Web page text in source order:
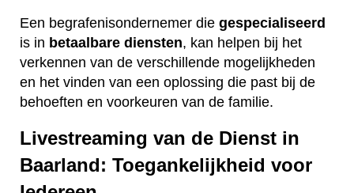
Een begrafenisondernemer die gespecialiseerd
is in betaalbare diensten, kan helpen bij het
verkennen van de verschillende mogelijkheden
en het vinden van een oplossing die past bij de
behoeften en voorkeuren van de familie.
Livestreaming van de Dienst in
Baarland: Toegankelijkheid voor